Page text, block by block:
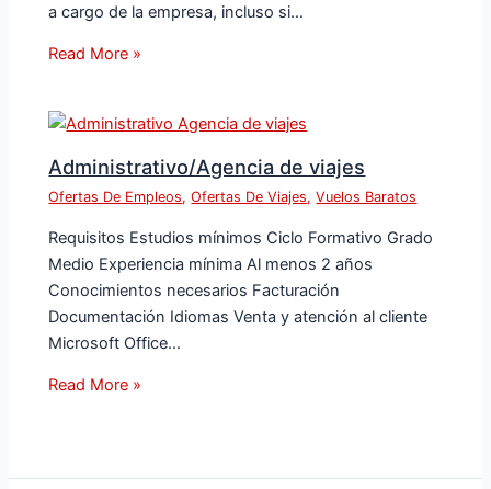
a cargo de la empresa, incluso si…
Read More »
Administrativo/Agencia de viajes
Ofertas De Empleos,Ofertas De Viajes,Vuelos Baratos
Requisitos Estudios mínimos Ciclo Formativo Grado
Medio Experiencia mínima Al menos 2 años
Conocimientos necesarios Facturación
Documentación Idiomas Venta y atención al cliente
Microsoft Office…
Read More »